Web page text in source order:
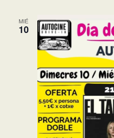
MIÉ
10